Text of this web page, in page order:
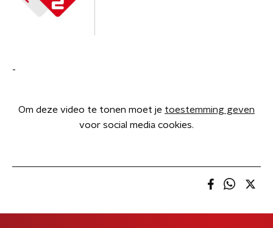
-
Om deze video te tonen moet je toestemming geven
voor social media cookies.